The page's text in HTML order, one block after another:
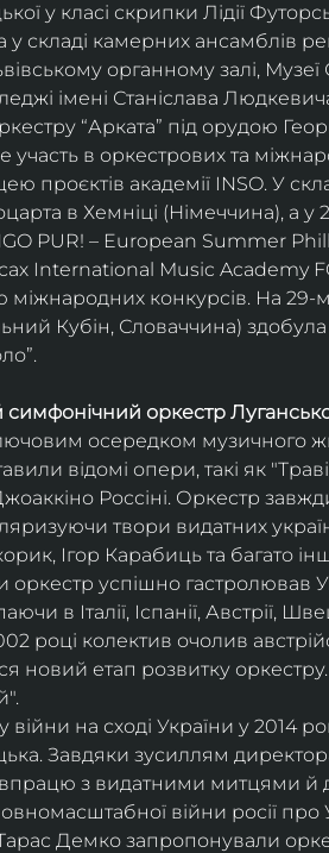
у класі скрипки Лідії
у складі камерних ансамблів
органному залі,
імені Станіслава
“Арката” під орудою
участь в оркестрових та
проєктів академії INSO. У
в Хемніці (Німеччина), а
PUR! – European Summer
International Music Academy
міжнародних конкурсів. На
Кубін, Словаччина)
оркестр
осередком музичного
відомі опери, такі як
Россіні. Оркестр
твори видатних
Ігор Карабиць та багато
оркестр успішно гастролював
в Італії, Іспанії, Австрії,
році колектив очолив
новий етап розвитку
війни на сході України у 2014
Завдяки зусиллям
з видатними митцями й
війни росії про
Демко запропонували